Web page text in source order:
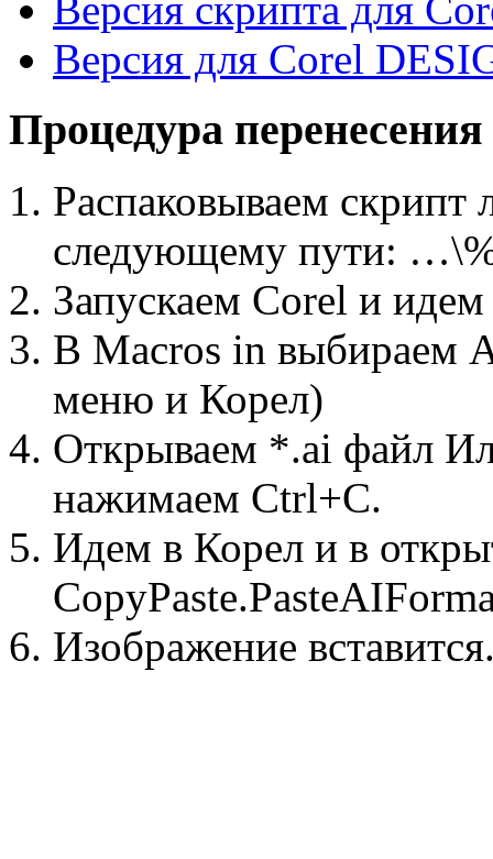
Версия для Corel
Процедура
Распаковываем
следующему пути:
Запускаем Corel и
В Macros in выбираем
меню и Корел)
Открываем *.ai файл
нажимаем Ctrl+C.
Идем в Корел и в
Изображение